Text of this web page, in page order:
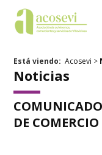
Está viendo: Acosevi >
Noticias
DE COMERCIO